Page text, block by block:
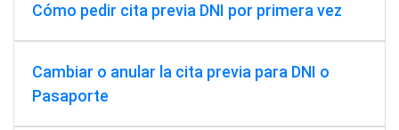
Cómo pedir cita previa DNI por primera vez
Cambiar o anular la cita previa para DNI o
Pasaporte